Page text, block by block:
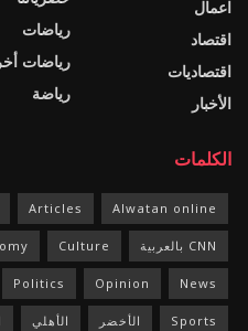
اعمال
اقتصاد
اقتصاديات
الأخبار
رياضات
رياضات
رياضة
الكلمات
Alwatan online
Articles
CNN بالعربية Culture
News
Opinion
Politics
Sports الأخضر الأهلي